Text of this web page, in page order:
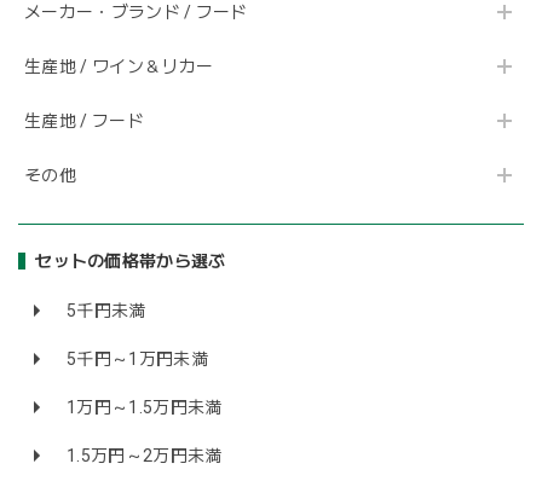
メーカー・ブランド / フード
生産地 / ワイン＆リカー
生産地 / フード
その他
セットの価格帯から選ぶ
5千円未満
5千円～1万円未満
1万円～1.5万円未満
1.5万円～2万円未満